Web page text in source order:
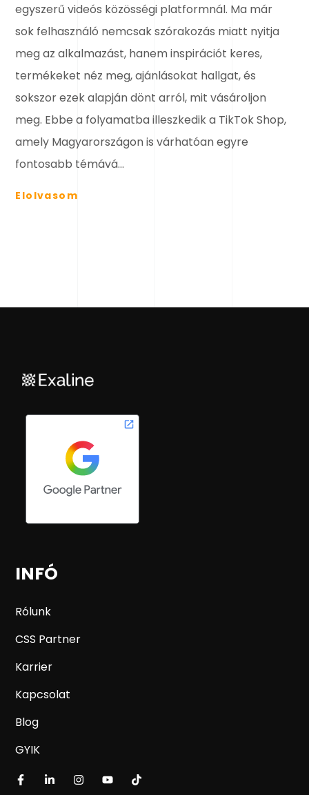
egyszerű videós közösségi platformnál. Ma már
sok felhasználó nemcsak szórakozás miatt nyitja
meg az alkalmazást, hanem inspirációt keres,
termékeket néz meg, ajánlásokat hallgat, és
sokszor ezek alapján dönt arról, mit vásároljon
meg. Ebbe a folyamatba illeszkedik a TikTok Shop,
amely Magyarországon is várhatóan egyre
fontosabb témává...
Elolvasom
INFÓ
Rólunk
CSS Partner
Karrier
Kapcsolat
Blog
GYIK